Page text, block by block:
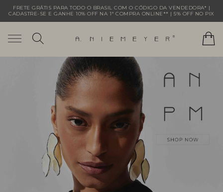
FRETE GRÁTIS PARA TODO O BRASIL COM O CÓDIGO DA VENDEDORA* |
CADASTRE-SE E GANHE 10% OFF NA 1ª COMPRA ONLINE** | 5% OFF NO PIX